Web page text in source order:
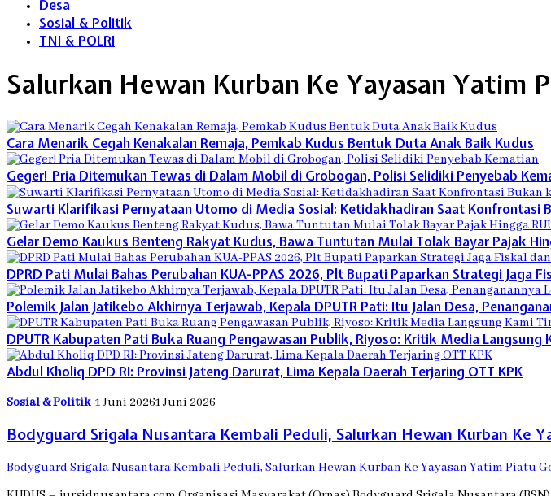
Desa
Sosial & Politik
TNI & POLRI
Salurkan Hewan Kurban Ke Yayasan Yatim
Cara Menarik Cegah Kenakalan Remaja, Pemkab Kudus Bentuk Duta Anak Baik Kudus
Geger! Pria Ditemukan Tewas di Dalam Mobil di Grobogan, Polisi Selidiki Penyebab
Suwarti Klarifikasi Pernyataan Utomo di Media Sosial: Ketidakhadiran Saat Konfrontasi
Gelar Demo Kaukus Benteng Rakyat Kudus, Bawa Tuntutan Mulai Tolak Bayar Pajak
DPRD Pati Mulai Bahas Perubahan KUA-PPAS 2026, Plt Bupati Paparkan Strategi Jaga
Polemik Jalan Jatikebo Akhirnya Terjawab, Kepala DPUTR Pati: Itu Jalan Desa,
DPUTR Kabupaten Pati Buka Ruang Pengawasan Publik, Riyoso: Kritik Media Langsung
Abdul Kholiq DPD RI: Provinsi Jateng Darurat, Lima Kepala Daerah Terjaring OTT KPK
Sosial & Politik 1 Juni 20261 Juni 2026
Bodyguard Srigala Nusantara Kembali Peduli, Salurkan Hewan Kurban Ke
Bodyguard Srigala Nusantara Kembali Peduli, Salurkan Hewan Kurban Ke Yayasan Yatim Piatu